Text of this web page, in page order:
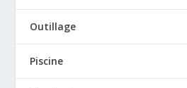
Outillage
Piscine